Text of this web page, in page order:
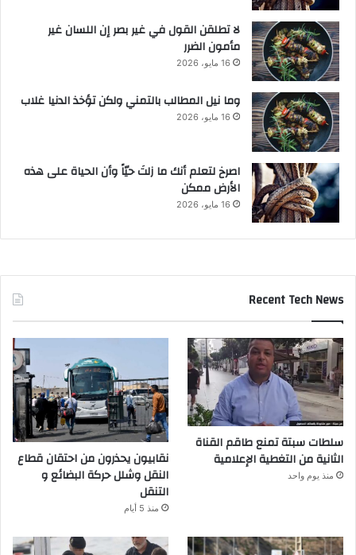
لا تطلقن القول في غير بصر إن اللسان غير
مأمون الضرر
16 مايو، 2026
وما نيل المطالب بالتمني ولكن تؤخذ الدنيا غلاب
16 مايو، 2026
‫اصرخ لتعلم أنك ما زلتَ حيّاً وأن الحياة على هذه
الأرض ممكن
16 مايو، 2026
Recent Tech News
سلطات سبتة تمنع طاقم القناة
الثانية من التغطية الإعلامية
منذ يوم واحد
نقابيون يحذرون من احتقان قطاع
النقل وشلل حركة البضائع و
التنقل
منذ 5 أيام